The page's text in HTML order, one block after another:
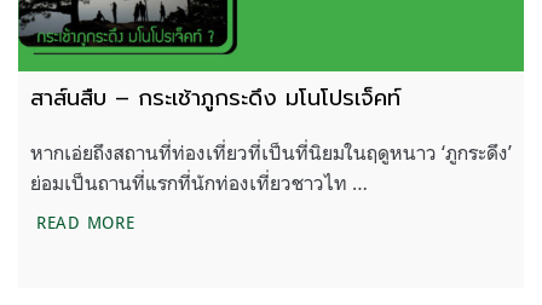
สาส์นสืบ – กระเช้าภูกระดึง มโนโปรเจ็คท์
หากเอ่ยถึงสถานที่ท่องเที่ยวที่เป็นที่นิยมในฤดูหนาว ‘ภูกระดึง’
ย่อมเป็นถานที่แรกที่นักท่องเที่ยวชาวไท …
READ MOREสาส์นสืบ – กระเช้าภูกระดึง มโนโปรเจ็คท์